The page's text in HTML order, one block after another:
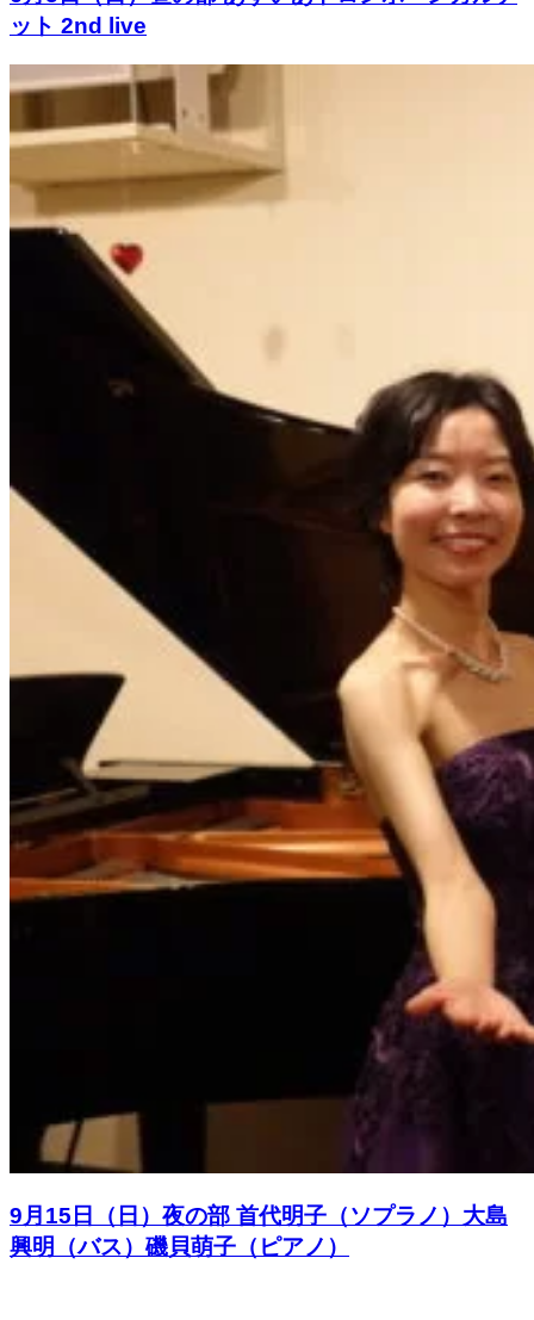
ット 2nd live
9月15日（日）夜の部 首代明子（ソプラノ）大島
興明（バス）磯貝萌子（ピアノ）